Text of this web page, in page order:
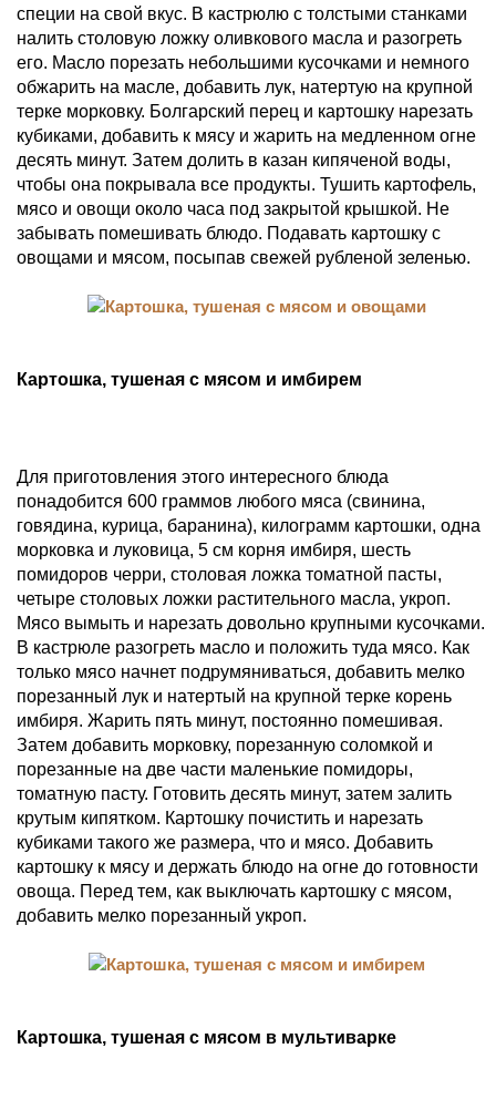
специи на свой вкус. В кастрюлю с толстыми станками
налить столовую ложку оливкового масла и разогреть
его. Масло порезать небольшими кусочками и немного
обжарить на масле, добавить лук, натертую на крупной
терке морковку. Болгарский перец и картошку нарезать
кубиками, добавить к мясу и жарить на медленном огне
десять минут. Затем долить в казан кипяченой воды,
чтобы она покрывала все продукты. Тушить картофель,
мясо и овощи около часа под закрытой крышкой. Не
забывать помешивать блюдо. Подавать картошку с
овощами и мясом, посыпав свежей рубленой зеленью.
Картошка, тушеная с мясом и имбирем
Для приготовления этого интересного блюда
понадобится 600 граммов любого мяса (свинина,
говядина, курица, баранина), килограмм картошки, одна
морковка и луковица, 5 см корня имбиря, шесть
помидоров черри, столовая ложка томатной пасты,
четыре столовых ложки растительного масла, укроп.
Мясо вымыть и нарезать довольно крупными кусочками.
В кастрюле разогреть масло и положить туда мясо. Как
только мясо начнет подрумяниваться, добавить мелко
порезанный лук и натертый на крупной терке корень
имбиря. Жарить пять минут, постоянно помешивая.
Затем добавить морковку, порезанную соломкой и
порезанные на две части маленькие помидоры,
томатную пасту. Готовить десять минут, затем залить
крутым кипятком. Картошку почистить и нарезать
кубиками такого же размера, что и мясо. Добавить
картошку к мясу и держать блюдо на огне до готовности
овоща. Перед тем, как выключать картошку с мясом,
добавить мелко порезанный укроп.
Картошка, тушеная с мясом в мультиварке